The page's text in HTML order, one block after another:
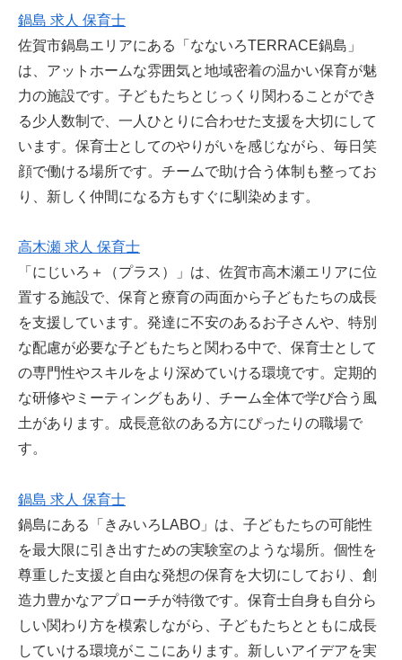
鍋島 求人 保育士
佐賀市鍋島エリアにある「なないろTERRACE鍋島」
は、アットホームな雰囲気と地域密着の温かい保育が魅
力の施設です。子どもたちとじっくり関わることができ
る少人数制で、一人ひとりに合わせた支援を大切にして
います。保育士としてのやりがいを感じながら、毎日笑
顔で働ける場所です。チームで助け合う体制も整ってお
り、新しく仲間になる方もすぐに馴染めます。
高木瀬 求人 保育士
「にじいろ＋（プラス）」は、佐賀市高木瀬エリアに位
置する施設で、保育と療育の両面から子どもたちの成長
を支援しています。発達に不安のあるお子さんや、特別
な配慮が必要な子どもたちと関わる中で、保育士として
の専門性やスキルをより深めていける環境です。定期的
な研修やミーティングもあり、チーム全体で学び合う風
土があります。成長意欲のある方にぴったりの職場で
す。
鍋島 求人 保育士
鍋島にある「きみいろLABO」は、子どもたちの可能性
を最大限に引き出すための実験室のような場所。個性を
尊重した支援と自由な発想の保育を大切にしており、創
造力豊かなアプローチが特徴です。保育士自身も自分ら
しい関わり方を模索しながら、子どもたちとともに成長
していける環境がここにあります。新しいアイデアを実